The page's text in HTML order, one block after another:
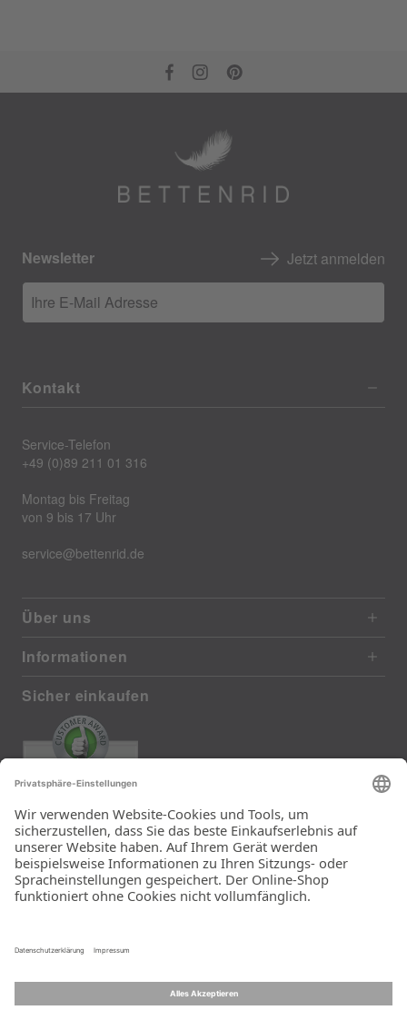
Newsletter Jetzt anmelden
Ihre E-Mail Adresse
Kontakt
Service-Telefon
+49 (0)89 211 01 316
Montag bis Freitag
von 9 bis 17 Uhr
service@bettenrid.de
Über uns
Informationen
Sicher einkaufen
385 reviews from real customers
(last 12 months)
Total: 11283
Die Auswahl und die
Einfachheit der
Bestellung.